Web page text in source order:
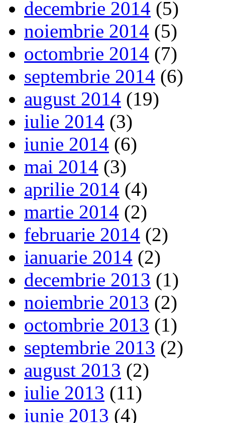
decembrie 2014 (5)
noiembrie 2014 (5)
octombrie 2014 (7)
septembrie 2014 (6)
august 2014 (19)
iulie 2014 (3)
iunie 2014 (6)
mai 2014 (3)
aprilie 2014 (4)
martie 2014 (2)
februarie 2014 (2)
ianuarie 2014 (2)
decembrie 2013 (1)
noiembrie 2013 (2)
octombrie 2013 (1)
septembrie 2013 (2)
august 2013 (2)
iulie 2013 (11)
iunie 2013 (4)